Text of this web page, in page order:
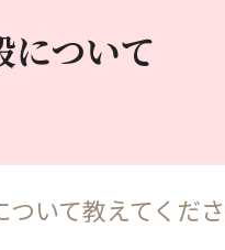
について
いて教えてくださ